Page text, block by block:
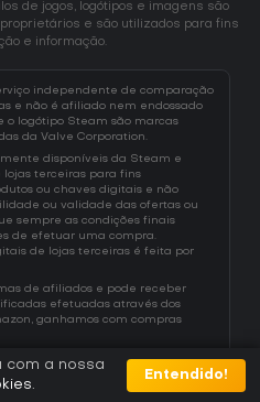
de jogos, logótipos e imagens são
e são utilizados para fins
e informação.
independente de comparação
e não é afiliado nem endossado
o logótipo Steam são marcas
da Valve Corporation.
disponíveis da Steam e
lojas terceiras para fins
ou chaves digitais e não
ou validade das ofertas ou
sempre as condições finais
de efetuar uma compra.
de lojas terceiras é feita por
de afiliados e pode receber
efetuadas através dos
ganhamos com compras
com a nossa
Entendido!